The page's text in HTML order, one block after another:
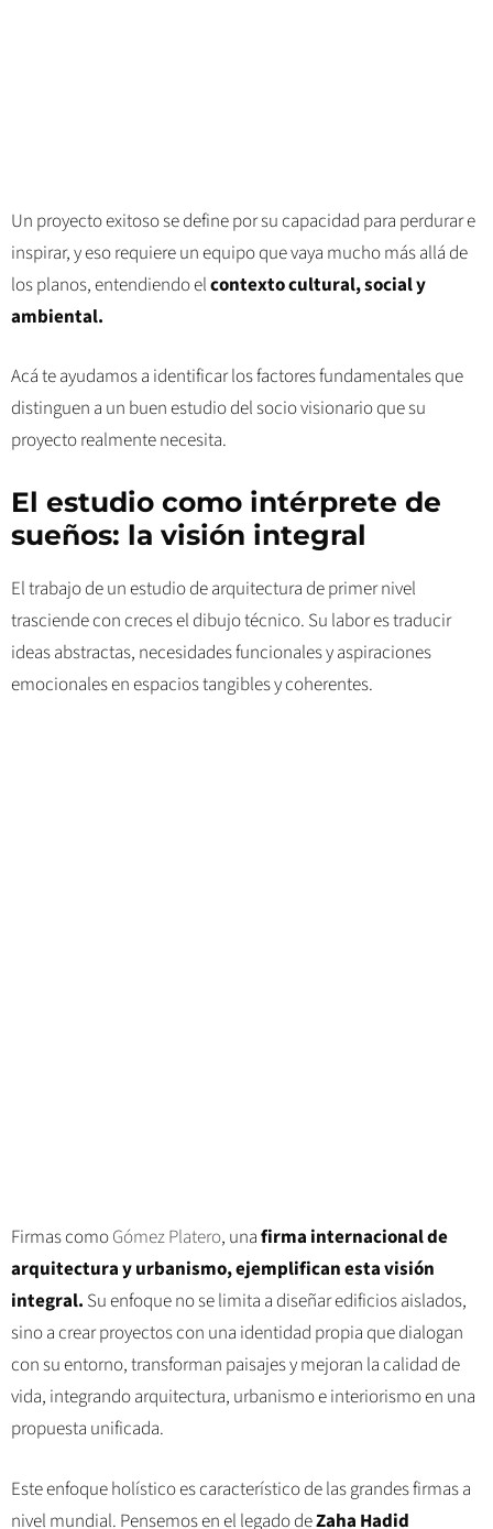
Un proyecto exitoso se define por su capacidad para perdurar e
inspirar, y eso requiere un equipo que vaya mucho más allá de
los planos, entendiendo elcontexto cultural, social y
ambiental.
Acá te ayudamos a identificar los factores fundamentales que
distinguen a un buen estudio del socio visionario que su
proyecto realmente necesita.
El estudio como intérprete de
sueños: la visión integral
El trabajo de un estudio de arquitectura de primer nivel
trasciende con creces el dibujo técnico. Su labor es traducir
ideas abstractas, necesidades funcionales y aspiraciones
emocionales en espacios tangibles y coherentes.
Firmas comoGómez Platero, unafirma internacional de
arquitectura y urbanismo, ejemplifican esta visión
integral. Su enfoque no se limita a diseñar edificios aislados,
sino a crear proyectos con una identidad propia que dialogan
con su entorno, transforman paisajes y mejoran la calidad de
vida, integrando arquitectura, urbanismo e interiorismo en una
propuesta unificada.
Este enfoque holístico es característico de las grandes firmas a
nivel mundial. Pensemos en el legado deZaha Hadid